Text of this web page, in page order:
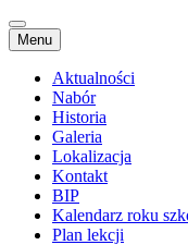
Menu Przejdź
do
treści
Aktualności
Nabór
Historia
Galeria
Lokalizacja
Kontakt
BIP
Kalendarz roku
Plan lekcji